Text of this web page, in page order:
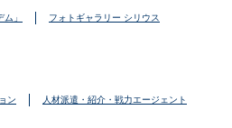
」 フォトギャラリー シリウス
ン 人材派遣・紹介・戦力エージェント